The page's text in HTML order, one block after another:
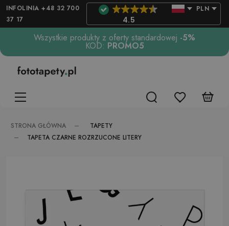
INFOLINIA +48 32 700
37 17
4.5
PLN
Wszystkie produkty z oferty standardowej -5%
KOD: PROMO5
STRONA GŁÓWNA
TAPETY
TAPETA CZARNE ROZRZUCONE LITERY